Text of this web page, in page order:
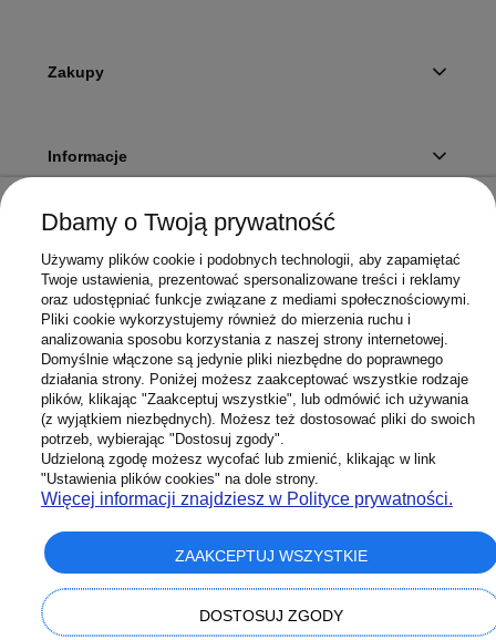
Zakupy
Informacje
Twoje konto
Sklep
Infolinia: 603 658 272
Mail:Sklep@Superbateria.pl
(pon-pt 8:00-15:30)
Dbamy o Twoją prywatność
Używamy plików cookie i podobnych technologii, aby zapamiętać
Twoje ustawienia, prezentować spersonalizowane treści i reklamy
oraz udostępniać funkcje związane z mediami społecznościowymi.
Pliki cookie wykorzystujemy również do mierzenia ruchu i
analizowania sposobu korzystania z naszej strony internetowej.
Domyślnie włączone są jedynie pliki niezbędne do poprawnego
działania strony. Poniżej możesz zaakceptować wszystkie rodzaje
plików, klikając "Zaakceptuj wszystkie", lub odmówić ich używania
(z wyjątkiem niezbędnych). Możesz też dostosować pliki do swoich
potrzeb, wybierając "Dostosuj zgody".
Udzieloną zgodę możesz wycofać lub zmienić, klikając w link
"Ustawienia plików cookies" na dole strony.
Więcej informacji znajdziesz w Polityce prywatności.
ZAAKCEPTUJ WSZYSTKIE
DOSTOSUJ ZGODY